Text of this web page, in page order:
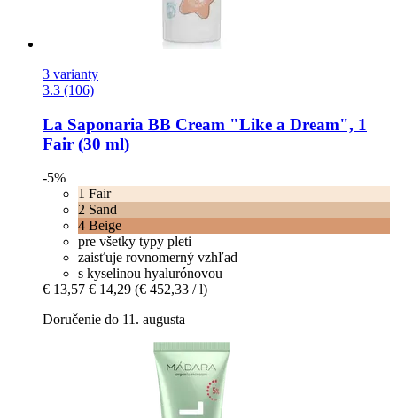
3 varianty
3.3 (106)
La Saponaria BB Cream "Like a Dream", 1
Fair (30 ml)
-5%
1 Fair
2 Sand
4 Beige
pre všetky typy pleti
zaisťuje rovnomerný vzhľad
s kyselinou hyalurónovou
€ 13,57 € 14,29 (€ 452,33 / l)
Doručenie do 11. augusta